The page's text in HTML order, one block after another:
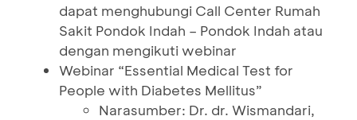
dapat menghubungi Call Center Rumah
Sakit Pondok Indah – Pondok Indah atau
dengan mengikuti webinar
Webinar “Essential Medical Test for
People with Diabetes Mellitus”
Narasumber: Dr. dr. Wismandari,